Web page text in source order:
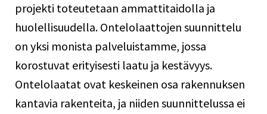
projekti toteutetaan ammattitaidolla ja
huolellisuudella. Ontelolaattojen suunnittelu
on yksi monista palveluistamme, jossa
korostuvat erityisesti laatu ja kestävyys.
Ontelolaatat ovat keskeinen osa rakennuksen
kantavia rakenteita, ja niiden suunnittelussa ei